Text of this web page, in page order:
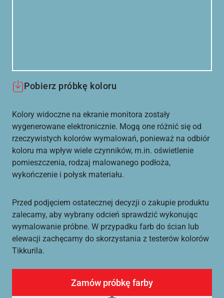
Pobierz próbkę koloru
Kolory widoczne na ekranie monitora zostały
wygenerowane elektronicznie. Mogą one różnić się od
rzeczywistych kolorów wymalowań, ponieważ na odbiór
koloru ma wpływ wiele czynników, m.in. oświetlenie
pomieszczenia, rodzaj malowanego podłoża,
wykończenie i połysk materiału.
Przed podjęciem ostatecznej decyzji o zakupie produktu
zalecamy, aby wybrany odcień sprawdzić wykonując
wymalowanie próbne. W przypadku farb do ścian lub
elewacji zachęcamy do skorzystania z testerów kolorów
Tikkurila.
Zamów próbkę farby